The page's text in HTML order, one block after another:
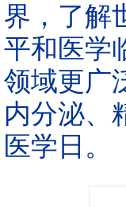
界，了解
平和医学
领域更广
内分泌、
医学日。